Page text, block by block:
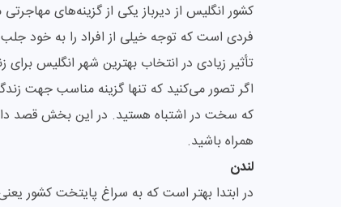
کشور انگلیس از دیرباز یکی از گزینه‌های
فردی است که توجه خیلی از افراد را به خود
تأثیر زیادی در انتخاب بهترین شهر انگلیس
اگر تصور می‌کنید که تنها گزینه مناسب جهت
که سخت در اشتباه هستید. در این بخش قصد
همراه باشید.
لندن